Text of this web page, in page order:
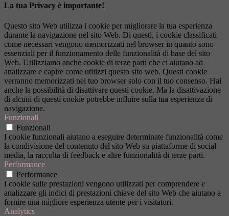
La tua Privacy è importante!
Questo sito Web utilizza i cookie per migliorare la tua esperienza
durante la navigazione nel sito Web. Di questi, i cookie classificati
come necessari vengono memorizzati nel browser in quanto sono
essenziali per il funzionamento delle funzionalità di base del sito
Web. Utilizziamo anche cookie di terze parti che ci aiutano ad
analizzare e capire come utilizzi questo sito web. Questi cookie
verranno memorizzati nel tuo browser solo con il tuo consenso. Hai
anche la possibilità di disattivare questi cookie. Ma la disattivazione
di alcuni di questi cookie potrebbe influire sulla tua esperienza di
navigazione.
Funzionali
Funzionali
I cookie funzionali aiutano a eseguire determinate funzionalità come
la condivisione del contenuto del sito Web su piattaforme di social
media, la raccolta di feedback e altre funzionalità di terze parti.
Performance
Performance
I cookie sulle prestazioni vengono utilizzati per comprendere e
analizzare gli indici di prestazioni chiave del sito Web che aiutano a
fornire una migliore esperienza utente per i visitatori.
Analytics